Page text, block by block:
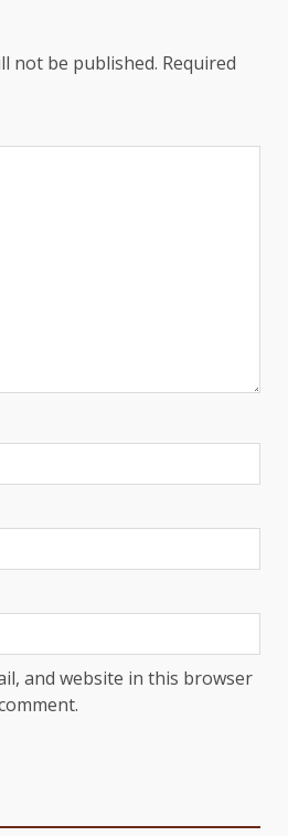
not be published. Required
and website in this browser